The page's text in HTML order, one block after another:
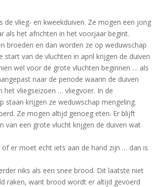
vlieg- en kweekduiven. Ze mogen een jong
als het africhten in het voorjaar begint.
broeden en dan worden ze op weduwschap
van de vluchten in april krijgen de duiven
wel voor de grote vluchten beginnen … als
naar de periode waarin de duiven
vliegseizoen … vliegvoer. In de
staan krijgen ze weduwschap mengeling.
Ze mogen altijd genoeg eten. Er blijft
van een grote vlucht krijgen de duiven wat
er moet echt iets aan de hand zijn … dan is
niks als een snee brood. Dit laatste niet
raken, want brood wordt er altijd gevoerd